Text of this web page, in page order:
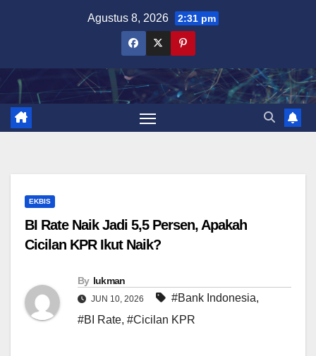
Agustus 8, 2026 2:31 pm
EKBIS
BI Rate Naik Jadi 5,5 Persen, Apakah
Cicilan KPR Ikut Naik?
By lukman
JUN 10, 2026 #Bank Indonesia,
#BI Rate, #Cicilan KPR